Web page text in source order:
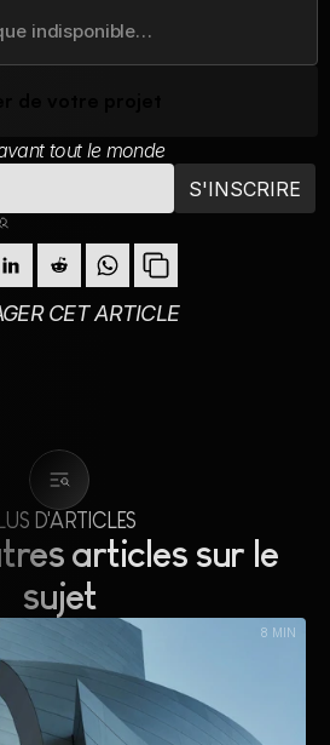
indisponible…
tout le monde
CET ARTICLE
D'ARTICLES
articles sur le
sujet
8 MIN